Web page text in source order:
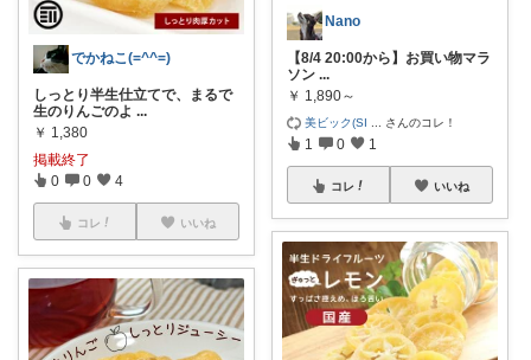
でかねこ(=^^=)
しっとり半生仕立てで、まるで
生のりんごのよ ...
￥ 1,380
掲載終了
0 0 4
コレ いいね
Nano
【8/4 20:00から】お買い物マラ
ソン ...
￥ 1,890～
美ビック(SI さんのコレ！
1 0 1
コレ いいね